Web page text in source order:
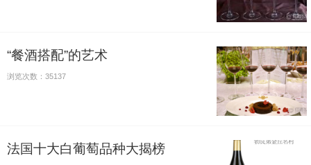
“餐酒搭配”的艺术
浏览次数：35137
法国十大白葡萄品种大揭榜